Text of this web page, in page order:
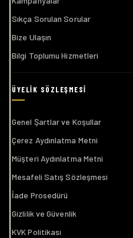
Sıkça Sorulan Sorular
Bize Ulaşın
Bilgi Toplumu Hizmetleri
Genel Şartlar ve Koşullar
Çerez Aydınlatma Metni
Müşteri Aydınlatma Metni
Mesafeli Satış Sözleşmesi
İade Prosedürü
Gizlilik ve Güvenlik
KVK Politikası